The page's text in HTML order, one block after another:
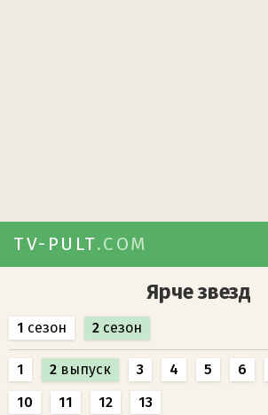
TV-PULT.COM
Ярче звезд
1 сезон 2 сезон
1 2 выпуск 3 4 5 6
10
11 12 13